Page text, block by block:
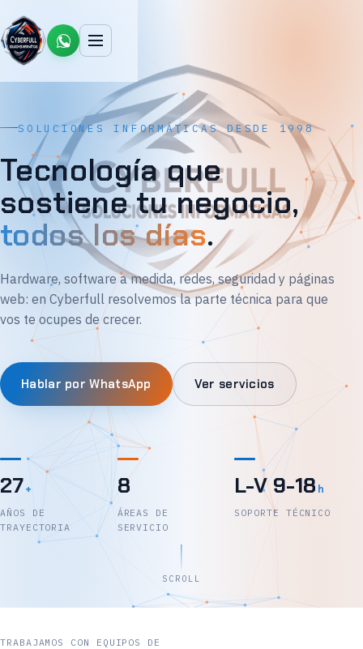
SOLUCIONES INFORMÁTICAS DESDE 1998
Tecnología que
sostiene tu negocio,
todos los días.
Hardware, software a medida, redes, seguridad y páginas
web: en Cyberfull resolvemos la parte técnica para que
vos te ocupes de crecer.
Hablar por WhatsApp Ver servicios
27+
AÑOS DE
TRAYECTORIA
8
ÁREAS DE
SERVICIO
L-V 9-18 h
SOPORTE TÉCNICO
SCROLL
TRABAJAMOS CON EQUIPOS DE